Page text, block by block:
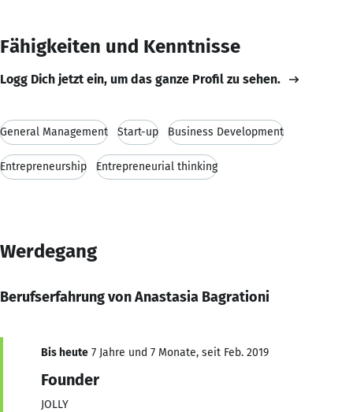
Fähigkeiten und Kenntnisse
Logg Dich jetzt ein, um das ganze Profil zu sehen.
General Management Start-up Business Development
Entrepreneurship Entrepreneurial thinking
Werdegang
Berufserfahrung von Anastasia Bagrationi
Bis heute 7 Jahre und 7 Monate, seit Feb. 2019
Founder
JOLLY